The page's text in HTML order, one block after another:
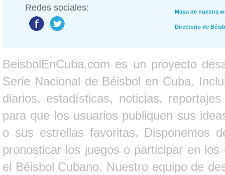
Redes sociales: Mapa de nuestra
Directorio de
BeisbolEnCuba.com es un proyecto
Serie Nacional de Béisbol en Cuba.
diarios, estadísticas, noticias,
para que los usuarios publiquen sus
o sus estrellas favoritas. Disponemos
pronosticar los juegos o participar en
el Béisbol Cubano. Nuestro equipo de